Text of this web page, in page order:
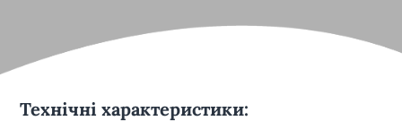
Технічні характеристики: